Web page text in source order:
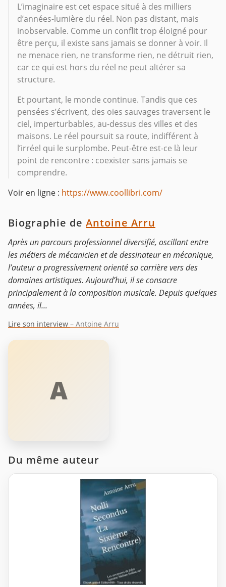
L’imaginaire est cet espace situé à des milliers
d’années-lumière du réel. Non pas distant, mais
inobservable. Comme un conflit trop éloigné pour
être perçu, il existe sans jamais se donner à voir. Il
ne menace rien, ne transforme rien, ne détruit rien,
car ce qui est hors du réel ne peut altérer sa
structure.
Et pourtant, le monde continue. Tandis que ces
pensées s’écrivent, des oies sauvages traversent le
ciel, imperturbables, au-dessus des villes et des
maisons. Le réel poursuit sa route, indifférent à
l’irréel qui le surplombe. Peut-être est-ce là leur
point de rencontre : coexister sans jamais se
comprendre.
Voir en ligne : https://www.coollibri.com/
Biographie de Antoine Arru
Après un parcours professionnel diversifié, oscillant entre
les métiers de mécanicien et de dessinateur en mécanique,
l’auteur a progressivement orienté sa carrière vers des
domaines artistiques. Aujourd’hui, il se consacre
principalement à la composition musicale. Depuis quelques
années, il...
Lire son interview – Antoine Arru
A
Du même auteur